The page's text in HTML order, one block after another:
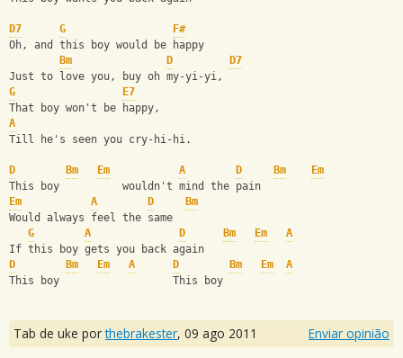
D7 G
F#
Oh, and this boy would be happy
Bm
D
D7
Just to love you, buy oh my-yi-yi,
G
E7
That boy won't be happy,
A
Till he's seen you cry-hi-hi.
D Bm Em A D Bm
Em
This boy          wouldn't mind the pain
Em
A D
Bm
Would always feel the same
G
A D Bm Em
A
If this boy gets you back again
D
Bm Em A D Bm Em
A
This boy                  This boy
Tab de uke porthebrakester, 09 ago 2011 Enviar opinião